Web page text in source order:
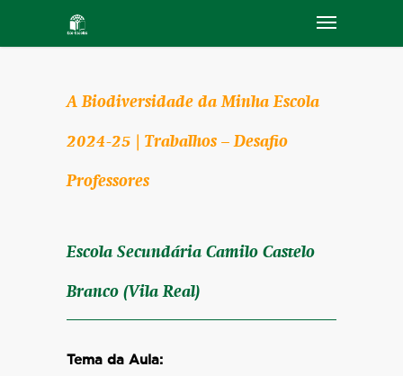
A Biodiversidade da Minha Escola
2024-25 | Trabalhos – Desafio
Professores
Escola Secundária Camilo Castelo
Branco (Vila Real)
Tema da Aula: